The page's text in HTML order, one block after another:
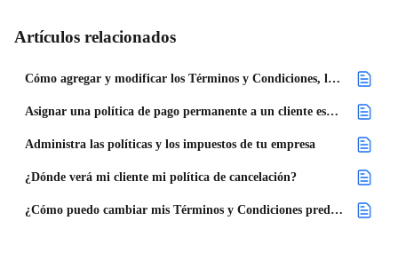
Artículos relacionados
Cómo agregar y modificar los Términos y Condiciones, las Condiciones de Pago y las Políticas de Cancelación dentro de un proyecto
Asignar una política de pago permanente a un cliente específico
Administra las políticas y los impuestos de tu empresa
¿Dónde verá mi cliente mi política de cancelación?
¿Cómo puedo cambiar mis Términos y Condiciones predeterminados?